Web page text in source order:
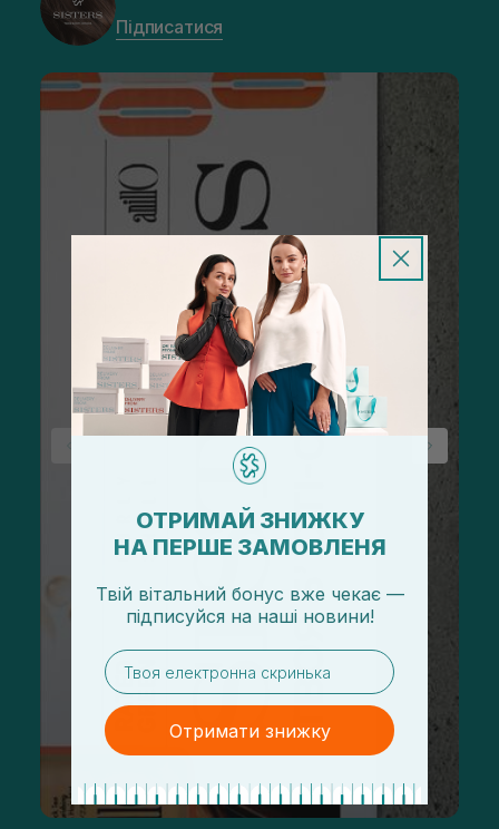
Підписатися
ОТРИМАЙ ЗНИЖКУ
НА ПЕРШЕ ЗАМОВЛЕНЯ
Твій вітальний бонус вже чекає —
підписуйся на наші новини!
email
Отримати знижку